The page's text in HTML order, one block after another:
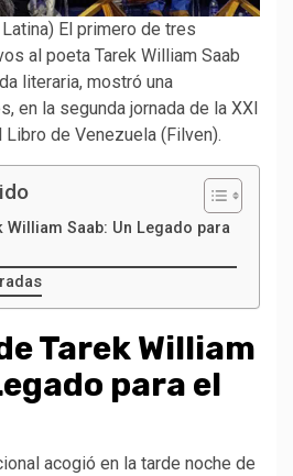
El primero de tres
al poeta Tarek William Saab
literaria, mostró una
en la segunda jornada de la XXI
Libro de Venezuela (Filven).
William Saab: Un Legado para
Tarek William
para el
acogió en la tarde noche de